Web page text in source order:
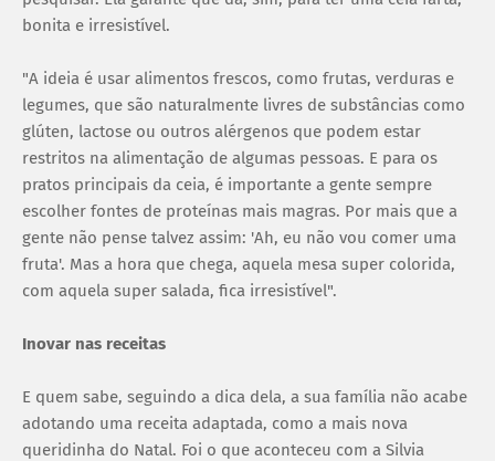
bonita e irresistível.
"A ideia é usar alimentos frescos, como frutas, verduras e
legumes, que são naturalmente livres de substâncias como
glúten, lactose ou outros alérgenos que podem estar
restritos na alimentação de algumas pessoas. E para os
pratos principais da ceia, é importante a gente sempre
escolher fontes de proteínas mais magras. Por mais que a
gente não pense talvez assim: 'Ah, eu não vou comer uma
fruta'. Mas a hora que chega, aquela mesa super colorida,
com aquela super salada, fica irresistível".
Inovar nas receitas
E quem sabe, seguindo a dica dela, a sua família não acabe
adotando uma receita adaptada, como a mais nova
queridinha do Natal. Foi o que aconteceu com a Silvia